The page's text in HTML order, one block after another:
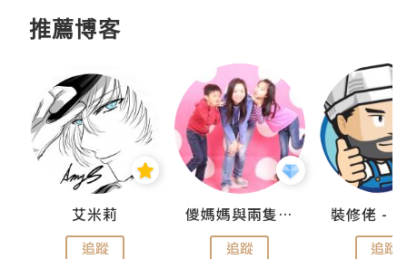
推薦博客
艾米莉
追蹤
儍媽媽與兩隻小魔怪之家
追蹤 追蹤